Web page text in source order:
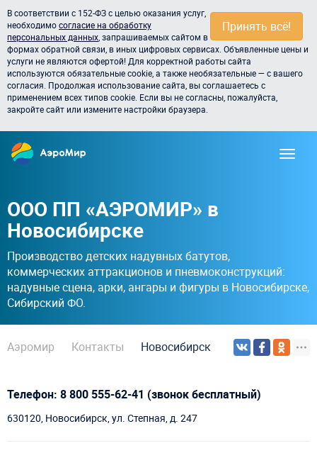
Принять всё!
В соответствии с 152-ФЗ с целью оказания услуг,
необходимосогласие на обработку
персональных данных , запрашиваемых сайтом в
формах обратной связи, в иных цифровых сервисах. Объявленные цены и
услуги не являются офертой! Для корректной работы сайта
используются обязательные cookie, а также необязательные — с вашего
согласия. Продолжая использование сайта, вы соглашаетесь с
применением всех типов cookie. Если вы не согласны, пожалуйста,
закройте сайт или измените настройки браузера.
ООО ПП «АЭРОМИР» в
Новосибирске
Производство детских надувных батутов,
коммерческих аттракционов и пневмоконструкций:
надувные сцена, арки, ангары и фигуры в Новосибирске,
Сибирский ФО.
Аэромир Контакты Новосибирск
Телефон: 8 800 555-62-41 (звонок бесплатный)
630120, Новосибирск, ул. Степная, д. 247